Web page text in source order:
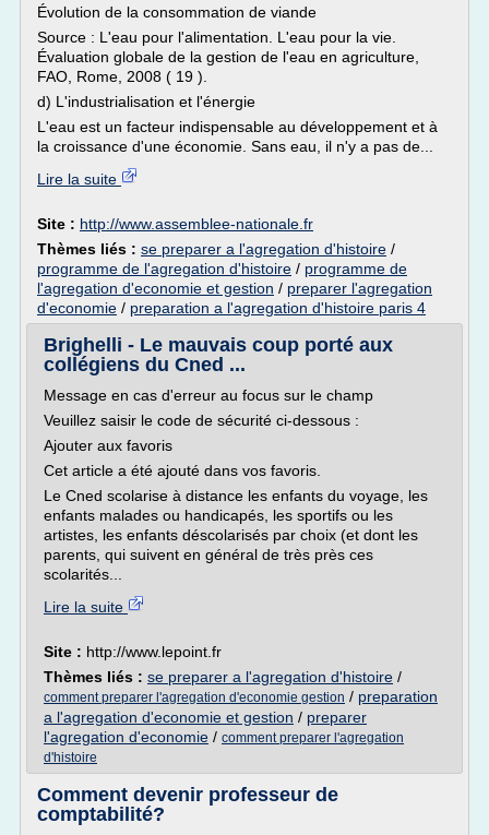
Évolution de la consommation de viande
Source : L'eau pour l'alimentation. L'eau pour la vie.
Évaluation globale de la gestion de l'eau en agriculture,
FAO, Rome, 2008 ( 19 ).
d) L'industrialisation et l'énergie
L'eau est un facteur indispensable au développement et à
la croissance d'une économie. Sans eau, il n'y a pas de...
Lire la suite
Site : http://www.assemblee-nationale.fr
Thèmes liés : se preparer a l'agregation d'histoire /
programme de l'agregation d'histoire / programme de
l'agregation d'economie et gestion / preparer l'agregation
d'economie / preparation a l'agregation d'histoire paris 4
Brighelli - Le mauvais coup porté aux
collégiens du Cned ...
Message en cas d'erreur au focus sur le champ
Veuillez saisir le code de sécurité ci-dessous :
Ajouter aux favoris
Cet article a été ajouté dans vos favoris.
Le Cned scolarise à distance les enfants du voyage, les
enfants malades ou handicapés, les sportifs ou les
artistes, les enfants déscolarisés par choix (et dont les
parents, qui suivent en général de très près ces
scolarités...
Lire la suite
Site : http://www.lepoint.fr
Thèmes liés : se preparer a l'agregation d'histoire /
comment preparer l'agregation d'economie gestion / preparation
a l'agregation d'economie et gestion / preparer
l'agregation d'economie / comment preparer l'agregation
d'histoire
Comment devenir professeur de
comptabilité?